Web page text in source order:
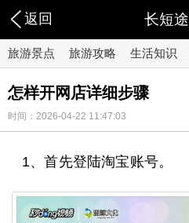
返回 长短途
旅游景点 旅游攻略 生活知识
怎样开网店详细步骤
时间：2026-04-22 11:47:03
1、首先登陆淘宝账号。